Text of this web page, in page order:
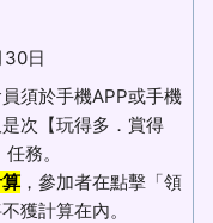
30日
須於手機APP或手機
次【玩得多．賞得
務。
，參加者在點擊「領
獲計算在內。